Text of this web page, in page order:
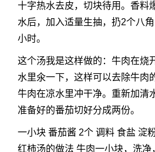
十字热水去皮，切块待用。香料
水后，加入适量生抽，扔2个八
小时。
这个汤我是这样做的：牛肉在烧
水里氽一下，这样可以去除牛肉
牛肉在凉水里冲干净。重新加清
准备好的番茄切好分成两份。
一小块 番茄酱 2个 调料 食盐 淀
红柿汤的做法 牛肉一小块，洗